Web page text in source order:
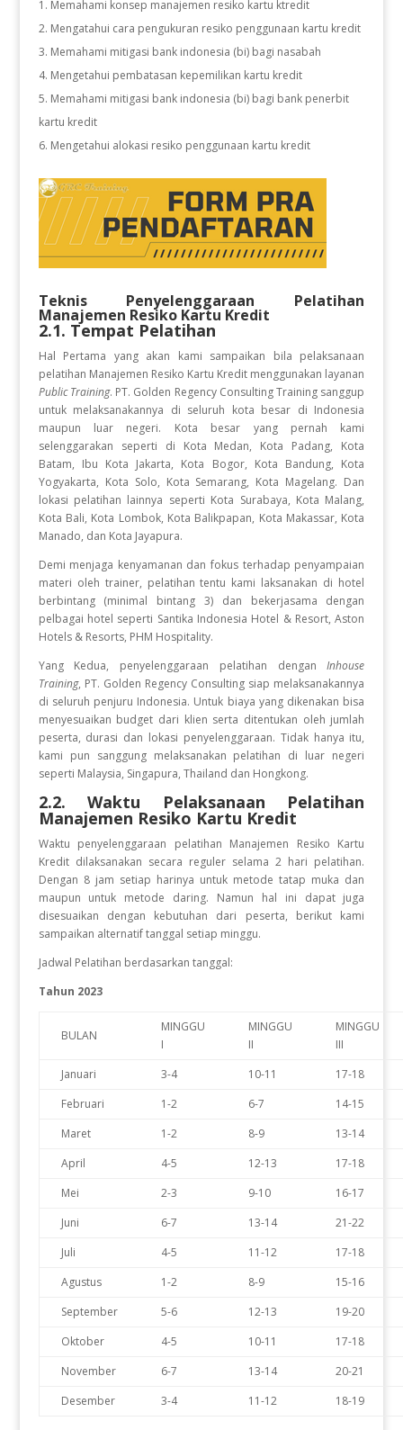
Memahami konsep manajemen resiko kartu ktredit
Mengatahui cara pengukuran resiko penggunaan kartu kredit
Memahami mitigasi bank indonesia (bi) bagi nasabah
Mengetahui pembatasan kepemilikan kartu kredit
Memahami mitigasi bank indonesia (bi) bagi bank penerbit
kartu kredit
Mengetahui alokasi resiko penggunaan kartu kredit
Teknis Penyelenggaraan Pelatihan
Manajemen Resiko Kartu Kredit
2.1. Tempat Pelatihan
Hal Pertama yang akan kami sampaikan bila pelaksanaan
pelatihan Manajemen Resiko Kartu Kredit menggunakan layanan
Public Training. PT. Golden Regency Consulting Training sanggup
untuk melaksanakannya di seluruh kota besar di Indonesia
maupun luar negeri. Kota besar yang pernah kami
selenggarakan seperti di Kota Medan, Kota Padang, Kota
Batam, Ibu Kota Jakarta, Kota Bogor, Kota Bandung, Kota
Yogyakarta, Kota Solo, Kota Semarang, Kota Magelang. Dan
lokasi pelatihan lainnya seperti Kota Surabaya, Kota Malang,
Kota Bali, Kota Lombok, Kota Balikpapan, Kota Makassar, Kota
Manado, dan Kota Jayapura.
Demi menjaga kenyamanan dan fokus terhadap penyampaian
materi oleh trainer, pelatihan tentu kami laksanakan di hotel
berbintang (minimal bintang 3) dan bekerjasama dengan
pelbagai hotel seperti Santika Indonesia Hotel & Resort, Aston
Hotels & Resorts, PHM Hospitality.
Yang Kedua, penyelenggaraan pelatihan denganInhouse
Training, PT. Golden Regency Consulting siap melaksanakannya
di seluruh penjuru Indonesia. Untuk biaya yang dikenakan bisa
menyesuaikan budget dari klien serta ditentukan oleh jumlah
peserta, durasi dan lokasi penyelenggaraan. Tidak hanya itu,
kami pun sanggung melaksanakan pelatihan di luar negeri
seperti Malaysia, Singapura, Thailand dan Hongkong.
2.2. Waktu Pelaksanaan Pelatihan
Manajemen Resiko Kartu Kredit
Waktu penyelenggaraan pelatihan Manajemen Resiko Kartu
Kreditdilaksanakan secara reguler selama 2 hari pelatihan.
Dengan 8 jam setiap harinya untuk metode tatap muka dan
maupun untuk metode daring. Namun hal ini dapat juga
disesuaikan dengan kebutuhan dari peserta, berikut kami
sampaikan alternatif tanggal setiap minggu.
Jadwal Pelatihan berdasarkan tanggal:
Tahun 2023
BULAN
MINGGU
I
MINGGU
II
MINGGU
III
Januari
3-4 10-11
17-18
Februari
1-2 6-7
14-15
Maret
1-2 8-9
13-14
April
4-5 12-13
17-18
Mei
2-3 9-10
16-17
Juni
6-7 13-14
21-22
Juli
4-5 11-12
17-18
Agustus
1-2 8-9
15-16
September
5-6 12-13
19-20
Oktober
4-5 10-11
17-18
November
6-7 13-14
20-21
Desember
3-4 11-12 18-19